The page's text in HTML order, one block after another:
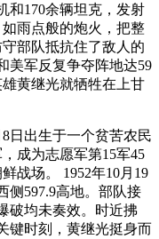
和170余辆坦克，发射
雨点般的炮火，把整
部队抵抗住了敌人的
美军反复争夺阵地达59
黄继光就牺牲在上甘
日出生于一个贫苦农民
成为志愿军第15军45
战场。 1952年10月19
侧597.9高地。部队接
破均未奏效。时近拂
键时刻，黄继光挺身而